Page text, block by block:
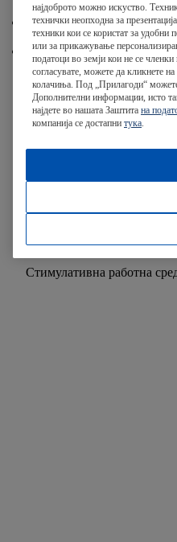
FitKit месечен буџет
Пакет за добредојде на
Ова се нашите
Стимулативна
Стимулативна работна
најдоброто можно искуство.
технички неопходна за
техники кои се користат за удобни
или за прикажување
податоци во земји кои не се
согласувате, можете да кликнете
колачиња. Под „Прилагоди“ можете
Дополнителни информации, исто
најдете во нашата Заштита на
компанија се достапни тука